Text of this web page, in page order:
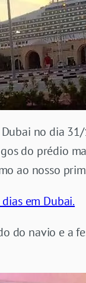
no dia
do prédio
ao nosso
em Dubai.
do navio e a